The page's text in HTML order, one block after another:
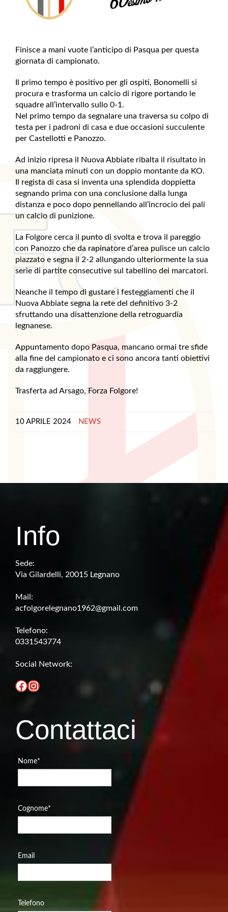
Finisce a mani vuote l’anticipo di Pasqua per questa
giornata di campionato.
Il primo tempo è positivo per gli ospiti, Bonomelli si
procura e trasforma un calcio di rigore portando le
squadre all’intervallo sullo 0-1.
Nel primo tempo da segnalare una traversa su colpo di
testa per i padroni di casa e due occasioni succulente
per Castellotti e Panozzo.
Ad inizio ripresa il Nuova Abbiate ribalta il risultato in
una manciata minuti con un doppio montante da KO.
Il regista di casa si inventa una splendida doppietta
segnando prima con una conclusione dalla lunga
distanza e poco dopo pennellando all’incrocio dei pali
un calcio di punizione.
La Folgore cerca il punto di svolta e trova il pareggio
con Panozzo che da rapinatore d’area pulisce un calcio
piazzato e segna il 2-2 allungando ulteriormente la sua
serie di partite consecutive sul tabellino dei marcatori.
Neanche il tempo di gustare i festeggiamenti che il
Nuova Abbiate segna la rete del definitivo 3-2
sfruttando una disattenzione della retroguardia
legnanese.
Appuntamento dopo Pasqua, mancano ormai tre sfide
alla fine del campionato e ci sono ancora tanti obiettivi
da raggiungere.
Trasferta ad Arsago, Forza Folgore!
10 APRILE 2024 NEWS
Info
Sede:
Via Gilardelli, 20015 Legnano
Mail:
acfolgorelegnano1962@gmail.com
Telefono:
0331543774
Social Network:
Facebook Instagram
Contattaci
Nome*
Cognome*
Email
Telefono